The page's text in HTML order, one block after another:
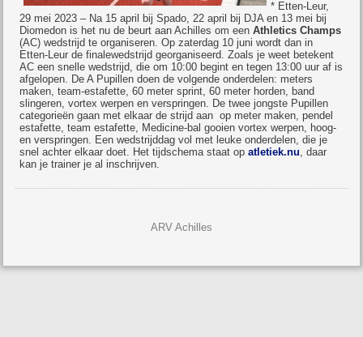
* Etten-Leur,
29 mei 2023 – Na 15 april bij Spado, 22 april bij DJA en 13 mei bij
Diomedon is het nu de beurt aan Achilles om eenAthletics Champs
(AC) wedstrijd te organiseren. Op zaterdag 10 juni wordt dan in
Etten-Leur de finalewedstrijd georganiseerd. Zoals je weet betekent
AC een snelle wedstrijd, die om 10:00 begint en tegen 13:00 uur af is
afgelopen. De A Pupillen doen de volgende onderdelen: meters
maken, team-estafette, 60 meter sprint, 60 meter horden, band
slingeren, vortex werpen en verspringen. De twee jongste Pupillen
categorieën gaan met elkaar de strijd aan op meter maken, pendel
estafette, team estafette, Medicine-bal gooien vortex werpen, hoog-
en verspringen. Een wedstrijddag vol met leuke onderdelen, die je
snel achter elkaar doet. Het tijdschema staat opatletiek.nu, daar
kan je trainer je al inschrijven.
ARV Achilles